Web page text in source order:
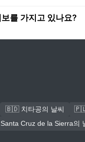
를 가지고 있나요?
🇧🇩 치타공의 날씨 🇵🇱
Cruz de la Sierra의